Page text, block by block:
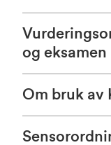
og eksamen
Om bruk av